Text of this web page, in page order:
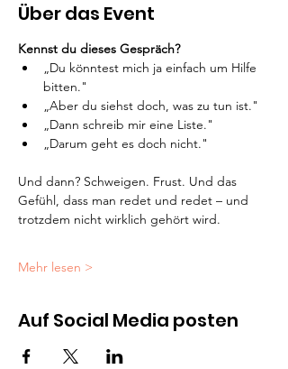
Über das Event
Kennst du dieses Gespräch?
„Du könntest mich ja einfach um Hilfe
bitten."
„Aber du siehst doch, was zu tun ist."
„Dann schreib mir eine Liste."
„Darum geht es doch nicht."
Und dann? Schweigen. Frust. Und das
Gefühl, dass man redet und redet – und
trotzdem nicht wirklich gehört wird.
Mehr lesen >
Auf Social Media posten